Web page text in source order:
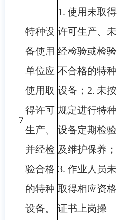
7
特种设
备使用
单位应
使用取
得许可
生产、
并经检
验合格
的特种
设备。
1. 使用未取得
许可生产、未
经检验或检验
不合格的特种
设备；2. 未按
规定进行特种
设备定期检验
及维护保养；
3. 作业人员未
取得相应资格
证书上岗操